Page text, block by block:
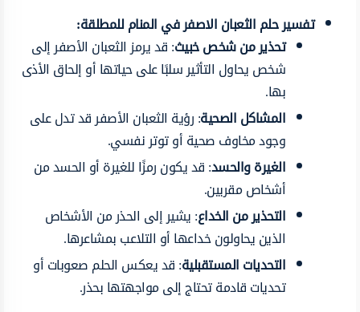
تفسير حلم الثعبان الاصفر في المنام للمطلقة:
تحذير من شخص خبيث: قد يرمز الثعبان الأصفر إلى
شخص يحاول التأثير سلبًا على حياتها أو إلحاق الأذى
بها.
المشاكل الصحية: رؤية الثعبان الأصفر قد تدل على
وجود مخاوف صحية أو توتر نفسي.
الغيرة والحسد: قد يكون رمزًا للغيرة أو الحسد من
أشخاص مقربين.
التحذير من الخداع: يشير إلى الحذر من الأشخاص
الذين يحاولون خداعها أو التلاعب بمشاعرها.
التحديات المستقبلية: قد يعكس الحلم صعوبات أو
تحديات قادمة تحتاج إلى مواجهتها بحذر.